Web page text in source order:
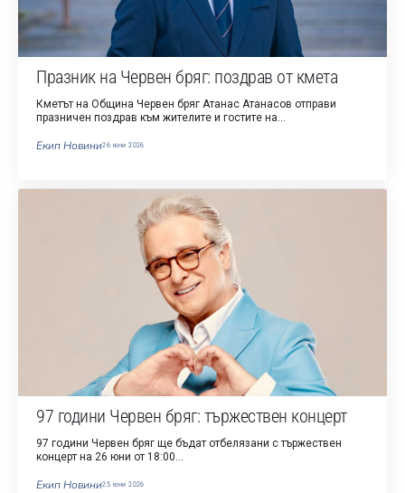
Празник на Червен бряг: поздрав от кмета
Кметът на Община Червен бряг Атанас Атанасов отправи
празничен поздрав към жителите и гостите на…
Екип Новини26 юни 2026
97 години Червен бряг: тържествен концерт
97 години Червен бряг ще бъдат отбелязани с тържествен
концерт на 26 юни от 18:00…
Екип Новини25 юни 2026